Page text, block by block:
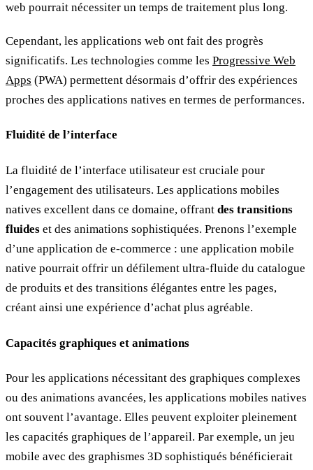
web pourrait nécessiter un temps de traitement plus long.
Cependant, les applications web ont fait des progrès
significatifs. Les technologies comme les Progressive Web
Apps (PWA) permettent désormais d’offrir des expériences
proches des applications natives en termes de performances.
Fluidité de l’interface
La fluidité de l’interface utilisateur est cruciale pour
l’engagement des utilisateurs. Les applications mobiles
natives excellent dans ce domaine, offrant des transitions
fluides et des animations sophistiquées. Prenons l’exemple
d’une application de e-commerce : une application mobile
native pourrait offrir un défilement ultra-fluide du catalogue
de produits et des transitions élégantes entre les pages,
créant ainsi une expérience d’achat plus agréable.
Capacités graphiques et animations
Pour les applications nécessitant des graphiques complexes
ou des animations avancées, les applications mobiles natives
ont souvent l’avantage. Elles peuvent exploiter pleinement
les capacités graphiques de l’appareil. Par exemple, un jeu
mobile avec des graphismes 3D sophistiqués bénéficierait